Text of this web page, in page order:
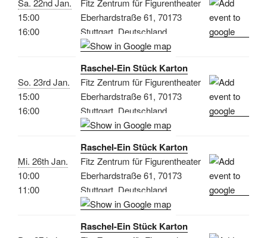
15:00
16:00
Eberhardstraße 61, 70173
Stuttgart, Deutschland
So. 23rd Jan.
15:00
16:00
Raschel-Ein Stück Karton
Fitz Zentrum für Figurentheater
Eberhardstraße 61, 70173
Stuttgart, Deutschland
Mi. 26th Jan.
10:00
11:00
Raschel-Ein Stück Karton
Fitz Zentrum für Figurentheater
Eberhardstraße 61, 70173
Stuttgart, Deutschland
Raschel-Ein Stück Karton